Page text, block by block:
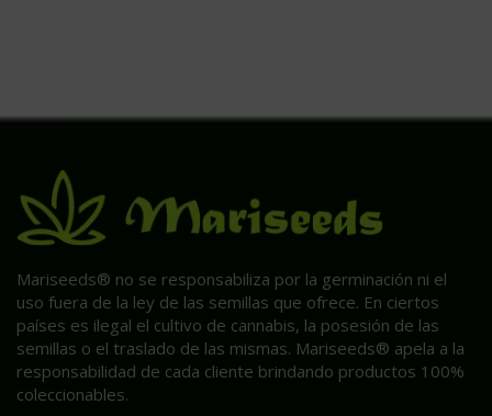
Mariseeds® no se responsabiliza por la germinación ni el
uso fuera de la ley de las semillas que ofrece. En ciertos
países es ilegal el cultivo de cannabis, la posesión de las
semillas o el traslado de las mismas. Mariseeds® apela a la
responsabilidad de cada cliente brindando productos 100%
coleccionables.